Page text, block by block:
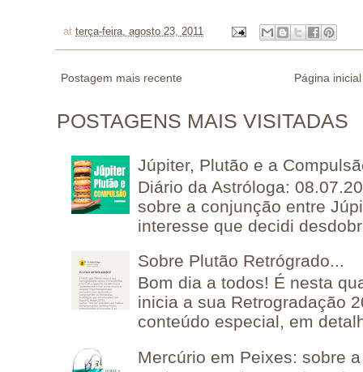
at terça-feira, agosto 23, 2011
Postagem mais recente Página inicial
POSTAGENS MAIS VISITADAS
Júpiter, Plutão e a
Diário da Astróloga:
sobre a conjunção entre
interesse que decidi
Sobre Plutão Retrógrado...
Bom dia a todos! É nesta
inicia a sua Retrogradação
conteúdo especial, em
Mercúrio em Peixes: sobre